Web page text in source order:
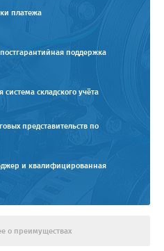
платежа
поддержка
складского учёта
представительств по
и квалифицированная
о преимуществах